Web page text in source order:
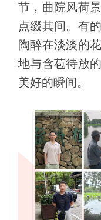
节，曲院风荷
点缀其间。有
陶醉在淡淡的
地与含苞待放
美好的瞬间。